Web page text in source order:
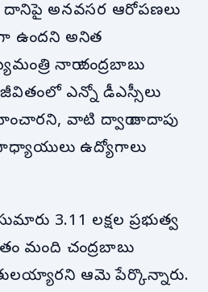
దానిపై అనవసర ఆరోపణలు
ఉందని అనిత
నారా చంద్రబాబు
ఎన్నో డీఎస్సీలు
వాటి ద్వారా దాదాపు
ఉద్యోగాలు
సుమారు 3.11 లక్షల ప్రభుత్వ
మంది చంద్రబాబు
ఆమె పేర్కొన్నారు.